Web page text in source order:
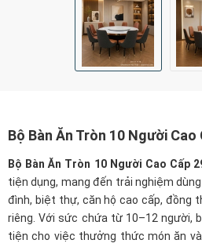
Bộ Bàn Ăn Tròn 10 Người
Bộ Bàn Ăn Tròn 10 Người Cao Cấp
tiện dụng, mang đến trải nghiệm
đình, biệt thự, căn hộ cao cấp, đồng
riêng. Với sức chứa từ 10–12 người,
tiện cho việc thưởng thức món ăn